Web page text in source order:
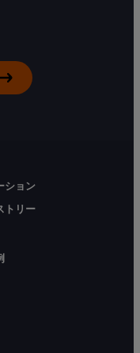
ション
トリー